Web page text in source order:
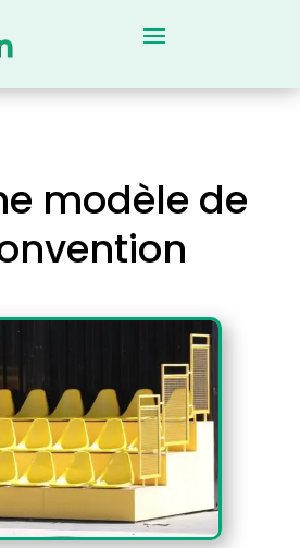
modèle de